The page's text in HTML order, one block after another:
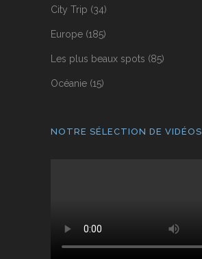
City Trip (34)
Europe (185)
Les plus beaux spots (85)
Océanie (15)
NOTRE SÉLECTION DE VIDÉOS